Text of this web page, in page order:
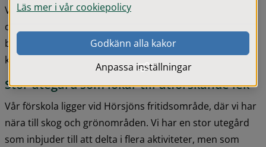
Vår förskola består av tre avdelningar. Stjärnfallet är för
de yngre barnen, Regnbågen och Solstrålen för de äldre
barnen. Avdelningarna samarbetar tätt och barnen lär
känna pedagoger från fler avdelningar.
Stor utegård som lokar till utforskande lek
Vår förskola ligger vid Hörsjöns fritidsområde, där vi har
nära till skog och grönområden. Vi har en stor utegård
som inbjuder till att delta i flera aktiviteter, men som
Läs mer i vår cookiepolicy
Godkänn alla kakor
Anpassa inställningar